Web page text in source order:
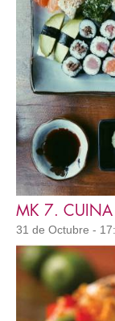
MK 7. CUINA
31 de Octubre -